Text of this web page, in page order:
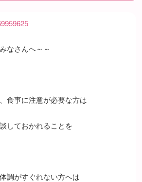
なさんへ～～
食事に注意が必要な方は
しておかれることを
調がすぐれない方へは